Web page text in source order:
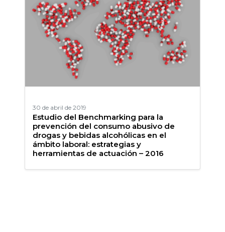
30 de abril de 2019
Estudio del Benchmarking para la
prevención del consumo abusivo de
drogas y bebidas alcohólicas en el
ámbito laboral: estrategias y
herramientas de actuación – 2016